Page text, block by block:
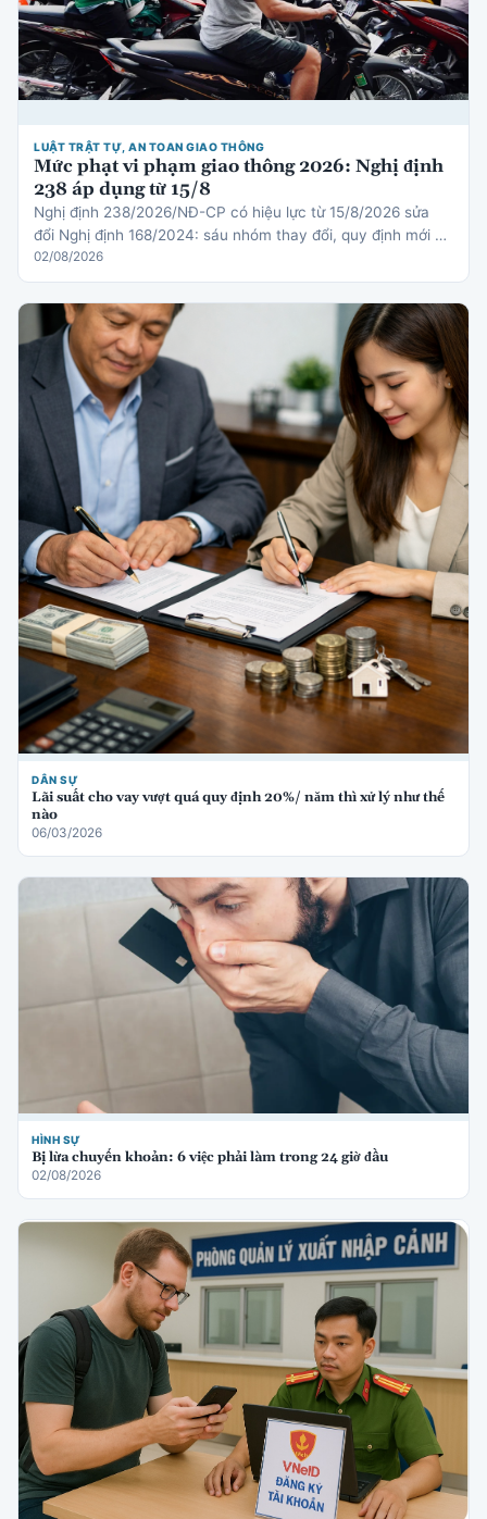
LUẬT TRẬT TỰ, AN TOAN GIAO THÔNG
Mức phạt vi phạm giao thông 2026: Nghị định
238 áp dụng từ 15/8
Nghị định 238/2026/NĐ-CP có hiệu lực từ 15/8/2026 sửa
đổi Nghị định 168/2024: sáu nhóm thay đổi, quy định mới về
thiết bị an toàn cho trẻ em, cơ chế trừ điểm gi…
02/08/2026
DÂN SỰ
Lãi suất cho vay vượt quá quy định 20%/ năm thì xử lý như thế
nào
06/03/2026
HÌNH SỰ
Bị lừa chuyển khoản: 6 việc phải làm trong 24 giờ đầu
02/08/2026